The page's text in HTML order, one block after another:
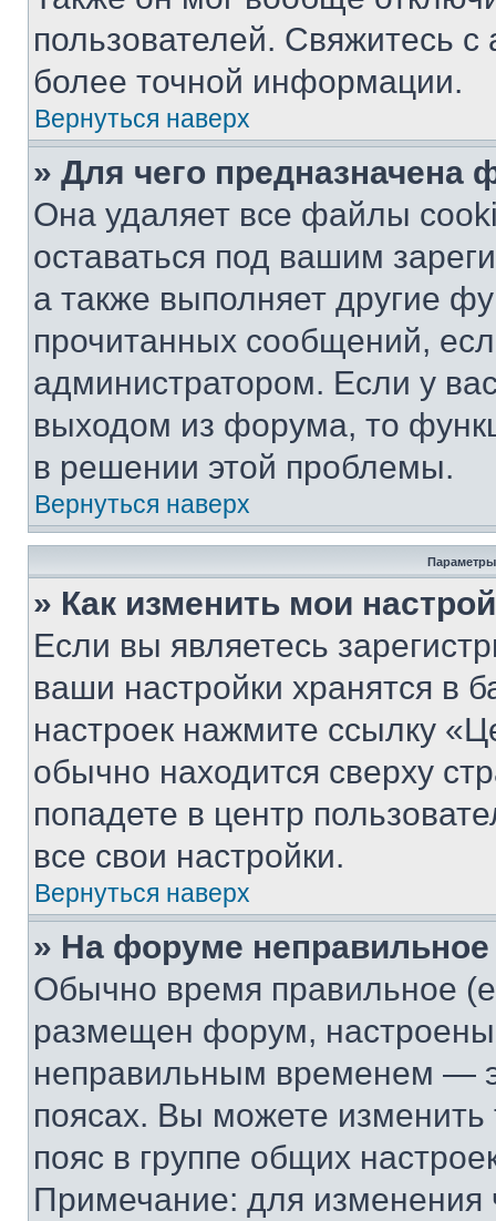
пользователей. Свяжитесь
более точной информации.
Вернуться наверх
» Для чего предназначена
Она удаляет все файлы
оставаться под вашим
а также выполняет другие
прочитанных сообщений,
администратором. Если у
выходом из форума, то
в решении этой проблемы.
Вернуться наверх
Параметры
» Как изменить мои
Если вы являетесь
ваши настройки хранятся в
настроек нажмите ссылку
обычно находится сверху
попадете в центр
все свои настройки.
Вернуться наверх
» На форуме
Обычно время правильное
размещен форум, настроены
неправильным временем —
поясах. Вы можете изменить
пояс в группе общих
Примечание: для изменения